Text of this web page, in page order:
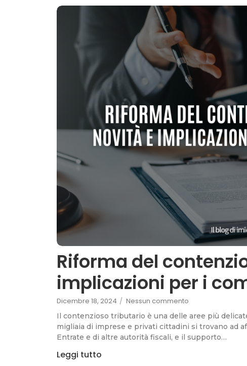
Riforma del
implicazioni per i
Dicembre 18, 2024 / Nessun commento
Il contenzioso tributario è una delle aree più
migliaia di imprese e privati cittadini si trovano ad
Entrate e di altre autorità fiscali, e il supporto…
Leggi tutto